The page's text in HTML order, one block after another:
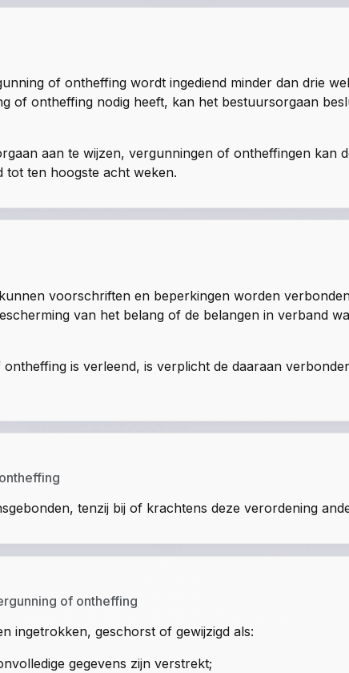
of ontheffing wordt ingediend minder dan drie
of ontheffing nodig heeft, kan het bestuursorgaan
aan te wijzen, vergunningen of ontheffingen kan
tot ten hoogste acht weken.
voorschriften en beperkingen worden
van het belang of de belangen in verband
is verleend, is verplicht de daaraan
tenzij bij of krachtens deze verordening
of ontheffing
ingetrokken, geschorst of gewijzigd als:
gegevens zijn verstrekt;